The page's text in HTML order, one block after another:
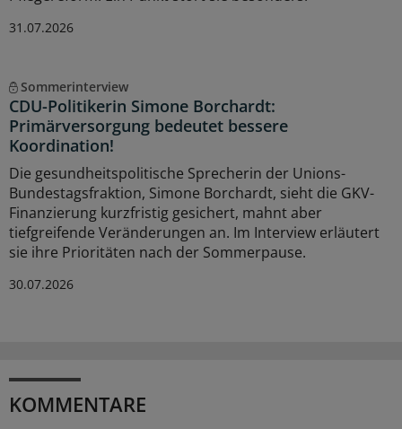
31.07.2026
Sommerinterview
CDU-Politikerin Simone Borchardt:
Primärversorgung bedeutet bessere
Koordination!
Die gesundheitspolitische Sprecherin der Unions-
Bundestagsfraktion, Simone Borchardt, sieht die GKV-
Finanzierung kurzfristig gesichert, mahnt aber
tiefgreifende Veränderungen an. Im Interview erläutert
sie ihre Prioritäten nach der Sommerpause.
30.07.2026
KOMMENTARE